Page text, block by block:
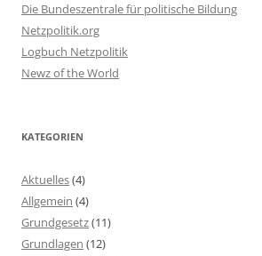
Die Bundeszentrale für politische Bildung
Netzpolitik.org
Logbuch Netzpolitik
Newz of the World
KATEGORIEN
Aktuelles(4)
Allgemein (4)
Grundgesetz(11)
Grundlagen (12)